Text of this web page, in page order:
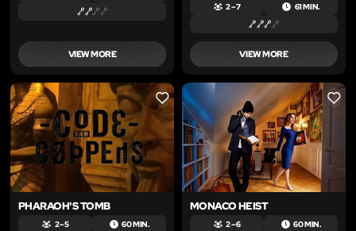
VIEW MORE
2 – 7 61 MIN.
VIEW MORE
LIKE
PHARAOH'S TOMB
2 – 5 60 MIN.
LIKE
MONACO HEIST
2 – 6 60 MIN.